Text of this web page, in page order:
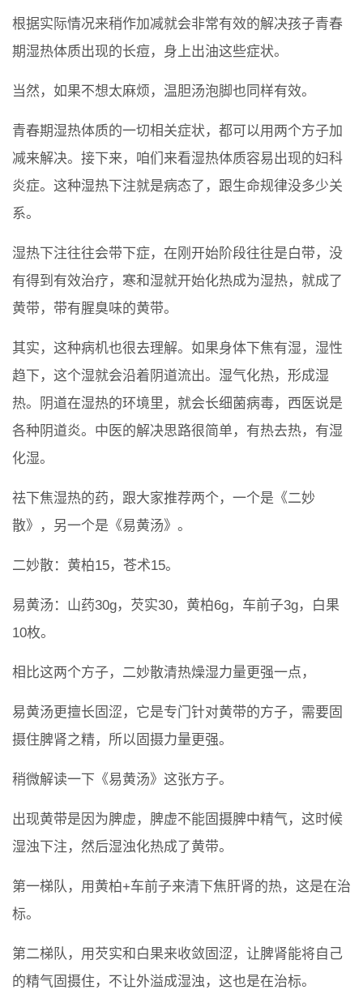
根据实际情况来稍作加减就会非常有效的解决孩子青春
期湿热体质出现的长痘，身上出油这些症状。
当然，如果不想太麻烦，温胆汤泡脚也同样有效。
青春期湿热体质的一切相关症状，都可以用两个方子加
减来解决。接下来，咱们来看湿热体质容易出现的妇科
炎症。这种湿热下注就是病态了，跟生命规律没多少关
系。
湿热下注往往会带下症，在刚开始阶段往往是白带，没
有得到有效治疗，寒和湿就开始化热成为湿热，就成了
黄带，带有腥臭味的黄带。
其实，这种病机也很去理解。如果身体下焦有湿，湿性
趋下，这个湿就会沿着阴道流出。湿气化热，形成湿
热。阴道在湿热的环境里，就会长细菌病毒，西医说是
各种阴道炎。中医的解决思路很简单，有热去热，有湿
化湿。
祛下焦湿热的药，跟大家推荐两个，一个是《二妙
散》，另一个是《易黄汤》。
二妙散：黄柏15，苍术15。
易黄汤：山药30g，芡实30，黄柏6g，车前子3g，白果
10枚。
相比这两个方子，二妙散清热燥湿力量更强一点，
易黄汤更擅长固涩，它是专门针对黄带的方子，需要固
摄住脾肾之精，所以固摄力量更强。
稍微解读一下《易黄汤》这张方子。
出现黄带是因为脾虚，脾虚不能固摄脾中精气，这时候
湿浊下注，然后湿浊化热成了黄带。
第一梯队，用黄柏+车前子来清下焦肝肾的热，这是在治
标。
第二梯队，用芡实和白果来收敛固涩，让脾肾能将自己
的精气固摄住，不让外溢成湿浊，这也是在治标。